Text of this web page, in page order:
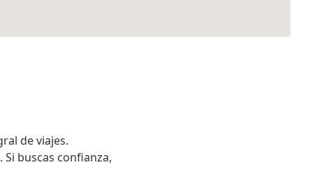
de viajes.
buscas confianza,